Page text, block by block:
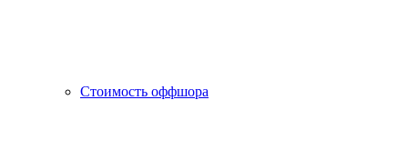
Стоимость оффшора